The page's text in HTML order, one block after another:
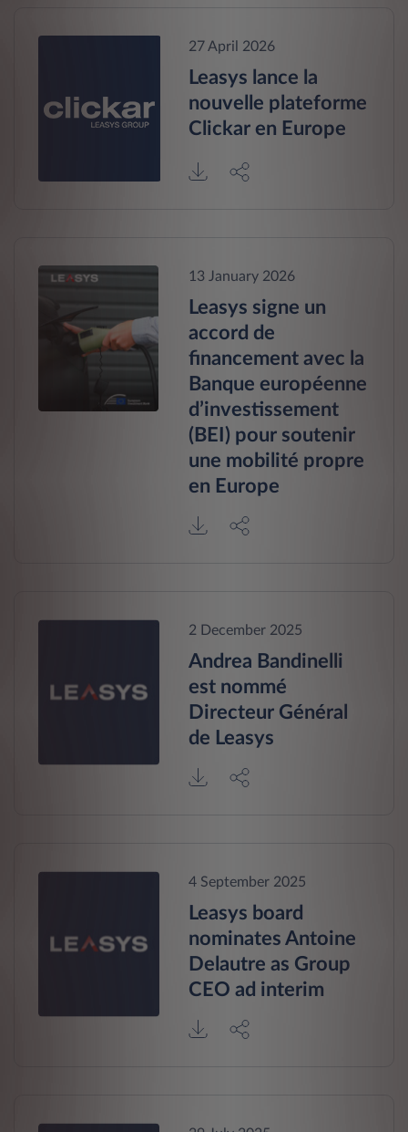
27 April 2026
Leasys lance la
nouvelle plateforme
Clickar en Europe
13 January 2026
Leasys signe un
accord de
financement avec la
Banque européenne
d’investissement
(BEI) pour soutenir
une mobilité propre
en Europe
2 December 2025
Andrea Bandinelli
est nommé
Directeur Général
de Leasys
4 September 2025
Leasys board
nominates Antoine
Delautre as Group
CEO ad interim